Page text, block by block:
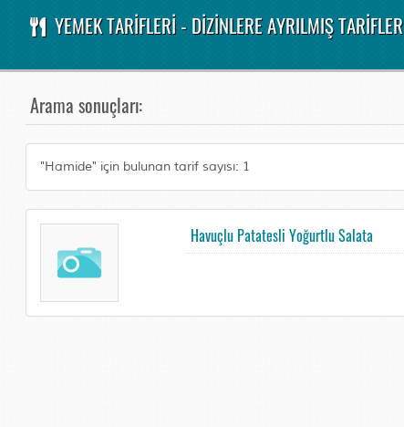
YEMEK TARİFLERİ - DİZİNLERE AYRILMIŞ TARİFLER
Arama sonuçları:
"Hamide" için bulunan tarif sayısı: 1
Havuçlu Patatesli Yoğurtlu Salata